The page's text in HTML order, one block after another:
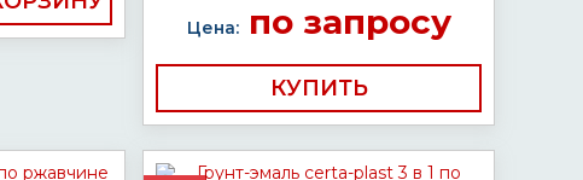
Цена:по запросу
КУПИТЬ